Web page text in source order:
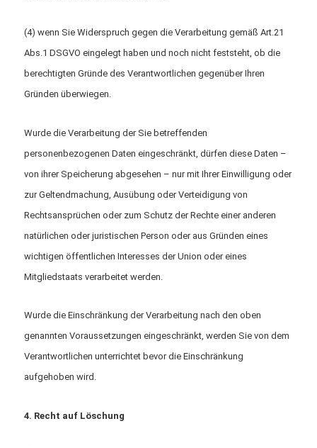
(4) wenn Sie Widerspruch gegen die Verarbeitung gemäß Art.21
Abs.1 DSGVO eingelegt haben und noch nicht feststeht, ob die
berechtigten Gründe des Verantwortlichen gegenüber Ihren
Gründen überwiegen.
Wurde die Verarbeitung der Sie betreffenden
personenbezogenen Daten eingeschränkt, dürfen diese Daten –
von ihrer Speicherung abgesehen – nur mit Ihrer Einwilligung oder
zur Geltendmachung, Ausübung oder Verteidigung von
Rechtsansprüchen oder zum Schutz der Rechte einer anderen
natürlichen oder juristischen Person oder aus Gründen eines
wichtigen öffentlichen Interesses der Union oder eines
Mitgliedstaats verarbeitet werden.
Wurde die Einschränkung der Verarbeitung nach den oben
genannten Voraussetzungen eingeschränkt, werden Sie von dem
Verantwortlichen unterrichtet bevor die Einschränkung
aufgehoben wird.
4. Recht auf Löschung